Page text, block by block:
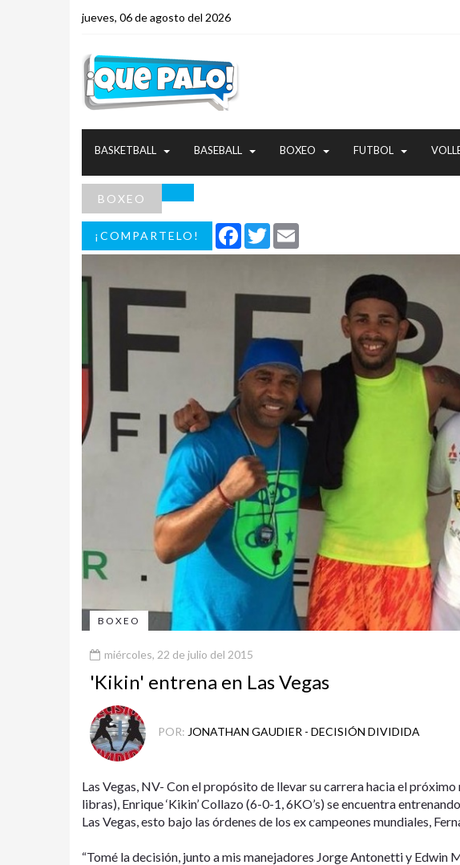
jueves, 06 de agosto del 2026
BASKETBALL BASEBALL BOXEO FUTBOL
BOXEO
¡COMPARTELO! Facebook
Twitter
BOXEO
miércoles, 22 de julio del 2015
'Kikin' entrena en Las Vegas
POR: JONATHAN GAUDIER - DECISIÓN DIVIDIDA
Las Vegas, NV- Con el propósito de llevar su carrera hacia el
libras), Enrique ‘Kikin’ Collazo (6-0-1, 6KO’s) se encuentra
Las Vegas, esto bajo las órdenes de los ex campeones mundiales,
“Tomé la decisión, junto a mis manejadores Jorge Antonetti y Edwin